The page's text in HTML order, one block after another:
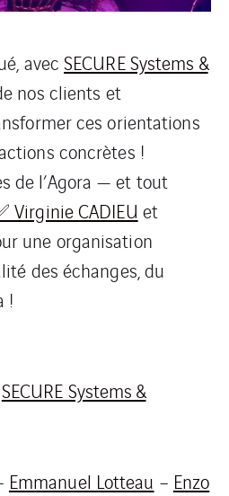
avecSECURE Systems &
nos clients et
ces orientations
concrètes !
de l’Agora — et tout
Virginie CADIEU et
une organisation
des échanges, du
!
SECURE Systems &
Emmanuel Lotteau – Enzo